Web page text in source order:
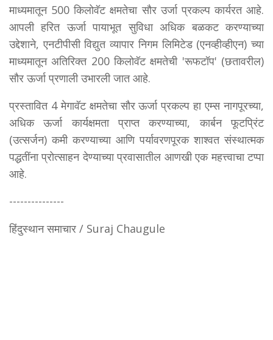
माध्यमातून 500 किलोवॅट क्षमतेचा सौर उर्जा प्रकल्प कार्यरत आहे.
आपली हरित ऊर्जा पायाभूत सुविधा अधिक बळकट करण्याच्या
उद्देशाने, एनटीपीसी विद्युत व्यापार निगम लिमिटेड (एनव्हीव्हीएन) च्या
माध्यमातून अतिरिक्त 200 किलोवॅट क्षमतेची 'रूफटॉप' (छतावरील)
सौर ऊर्जा प्रणाली उभारली जात आहे.
प्रस्तावित 4 मेगावॅट क्षमतेचा सौर ऊर्जा प्रकल्प हा एम्स नागपूरच्या,
अधिक ऊर्जा कार्यक्षमता प्राप्त करण्याच्या, कार्बन फूटप्रिंट
(उत्सर्जन) कमी करण्याच्या आणि पर्यावरणपूरक शाश्वत संस्थात्मक
पद्धतींना प्रोत्साहन देण्याच्या प्रवासातील आणखी एक महत्त्वाचा टप्पा
आहे.
---------------
हिंदुस्थान समाचार / Suraj Chaugule